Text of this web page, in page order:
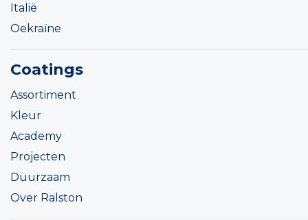
Italië
Oekraïne
Coatings
Assortiment
Kleur
Academy
Projecten
Duurzaam
Over Ralston